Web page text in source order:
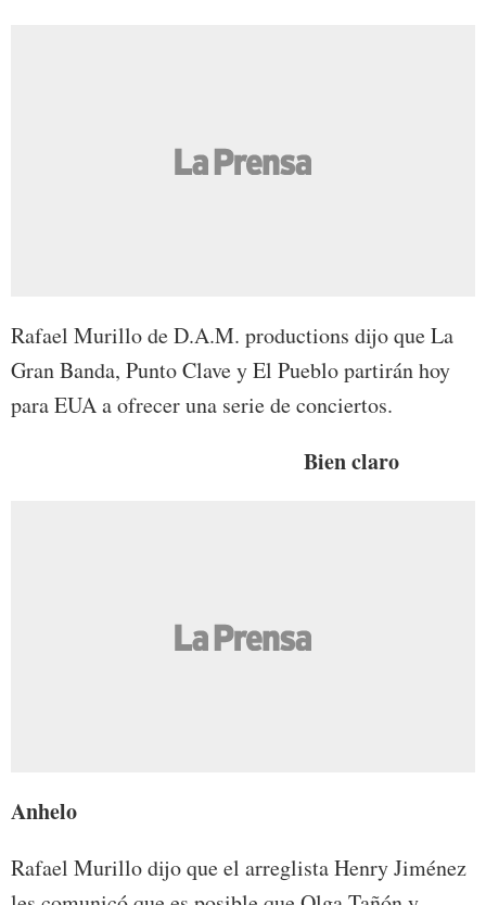
Rafael Murillo de D.A.M. productions dijo que La
Gran Banda, Punto Clave y El Pueblo partirán hoy
para EUA a ofrecer una serie de conciertos.
Bien claro
Anhelo
Rafael Murillo dijo que el arreglista Henry Jiménez